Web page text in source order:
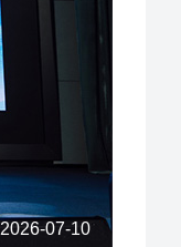
2026-07-10